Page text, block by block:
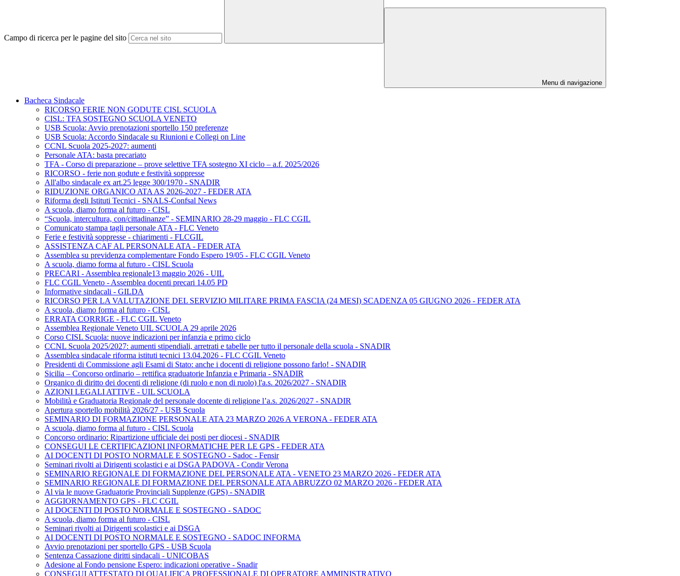
Campo di ricerca per le pagine del sito
Menu di navigazione
Bacheca Sindacale
RICORSO FERIE NON GODUTE CISL SCUOLA
CISL: TFA SOSTEGNO SCUOLA VENETO
USB Scuola: Avvio prenotazioni sportello 150 preferenze
USB Scuola: Accordo Sindacale su Riunioni e Collegi on Line
CCNL Scuola 2025-2027: aumenti
Personale ATA: basta precariato
TFA - Corso di preparazione – prove selettive TFA sostegno XI ciclo – a.f. 2025/2026
RICORSO - ferie non godute e festività soppresse
All'albo sindacale ex art.25 legge 300/1970 - SNADIR
RIDUZIONE ORGANICO ATA AS 2026-2027 - FEDER ATA
Riforma degli Istituti Tecnici - SNALS-Confsal News
A scuola, diamo forma al futuro - CISL
“Scuola, intercultura, con/cittadinanze” - SEMINARIO 28-29 maggio - FLC CGIL
Comunicato stampa tagli personale ATA - FLC Veneto
Ferie e festività soppresse - chiarimenti - FLCGIL
ASSISTENZA CAF AL PERSONALE ATA - FEDER ATA
Assemblea su previdenza complementare Fondo Espero 19/05 - FLC CGIL Veneto
A scuola, diamo forma al futuro - CISL Scuola
PRECARI - Assemblea regionale13 maggio 2026 - UIL
FLC CGIL Veneto - Assemblea docenti precari 14.05 PD
Informative sindacali - GILDA
RICORSO PER LA VALUTAZIONE DEL SERVIZIO MILITARE PRIMA FASCIA (24 MESI) SCADENZA 05 GIUGNO 2026 - FEDER ATA
A scuola, diamo forma al futuro - CISL
ERRATA CORRIGE - FLC CGIL Veneto
Assemblea Regionale Veneto UIL SCUOLA 29 aprile 2026
Corso CISL Scuola: nuove indicazioni per infanzia e primo ciclo
CCNL Scuola 2025/2027: aumenti stipendiali, arretrati e tabelle per tutto il personale della scuola - SNADIR
Assemblea sindacale riforma istituti tecnici 13.04.2026 - FLC CGIL Veneto
Presidenti di Commissione agli Esami di Stato: anche i docenti di religione possono farlo! - SNADIR
Sicilia – Concorso ordinario – rettifica graduatorie Infanzia e Primaria - SNADIR
Organico di diritto dei docenti di religione (di ruolo e non di ruolo) l'a.s. 2026/2027 - SNADIR
AZIONI LEGALI ATTIVE - UIL SCUOLA
Mobilità e Graduatoria Regionale del personale docente di religione l’a.s. 2026/2027 - SNADIR
Apertura sportello mobilità 2026/27 - USB Scuola
SEMINARIO DI FORMAZIONE PERSONALE ATA 23 MARZO 2026 A VERONA - FEDER ATA
A scuola, diamo forma al futuro - CISL Scuola
Concorso ordinario: Ripartizione ufficiale dei posti per diocesi - SNADIR
CONSEGUI LE CERTIFICAZIONI INFORMATICHE PER LE GPS - FEDER ATA
AI DOCENTI DI POSTO NORMALE E SOSTEGNO - Sadoc - Fensir
Seminari rivolti ai Dirigenti scolastici e ai DSGA PADOVA - Condir Verona
SEMINARIO REGIONALE DI FORMAZIONE DEL PERSONALE ATA - VENETO 23 MARZO 2026 - FEDER ATA
SEMINARIO REGIONALE DI FORMAZIONE DEL PERSONALE ATA ABRUZZO 02 MARZO 2026 - FEDER ATA
Al via le nuove Graduatorie Provinciali Supplenze (GPS) - SNADIR
AGGIORNAMENTO GPS - FLC CGIL
AI DOCENTI DI POSTO NORMALE E SOSTEGNO - SADOC
A scuola, diamo forma al futuro - CISL
Seminari rivolti ai Dirigenti scolastici e ai DSGA
AI DOCENTI DI POSTO NORMALE E SOSTEGNO - SADOC INFORMA
Avvio prenotazioni per sportello GPS - USB Scuola
Sentenza Cassazione diritti sindacali - UNICOBAS
Adesione al Fondo pensione Espero: indicazioni operative - Snadir
CONSEGUI ATTESTATO DI QUALIFICA PROFESSIONALE DI OPERATORE AMMINISTRATIVO